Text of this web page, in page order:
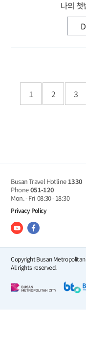
나의
1 2 3
Busan Travel Hotline 1330
Phone051-120
Mon. - Fri 08:30 - 18:30
Privacy Policy
Copyright Busan
All rights reserved.